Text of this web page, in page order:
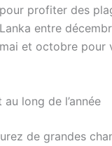
profiter des
entre
et octobre
long de l’année
de grandes